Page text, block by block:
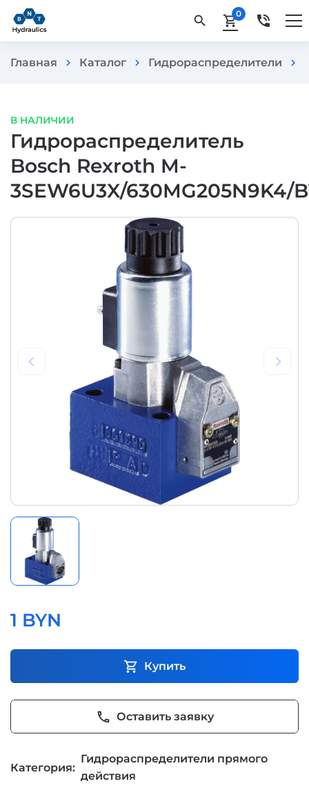
search shopping_cart0 phone_in_talk
Главная chevron_right Каталог chevron_right Гидрораспределители chevron_right
В НАЛИЧИИ
Гидрораспределитель
Bosch Rexroth M-
3SEW6U3X/630MG205N9K4/
1 BYN
shopping_cart Купить
phone Оставить заявку
Категория:
Гидрораспределители прямого
действия